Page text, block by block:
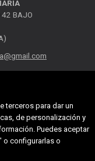
terceros para dar un
de personalización y
Puedes aceptar
o configurarlas o
42 BAJO